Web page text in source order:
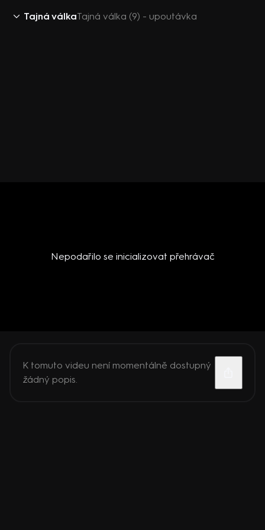
Tajná válkaTajná válka (9) - upoutávka
Nepodařilo se inicializovat přehrávač
K tomuto videu není momentálně dostupný
žádný popis.